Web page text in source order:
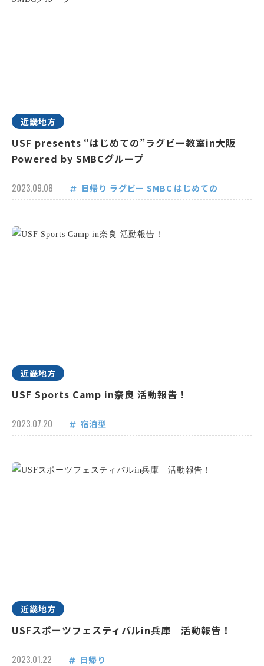
近畿地方
USF presents “はじめての”ラグビー教室in大阪
Powered by SMBCグループ
2023.09.08 日帰り ラグビー SMBC はじめての
近畿地方
USF Sports Camp in奈良 活動報告！
2023.07.20 宿泊型
近畿地方
USFスポーツフェスティバルin兵庫 活動報告！
2023.01.22 日帰り